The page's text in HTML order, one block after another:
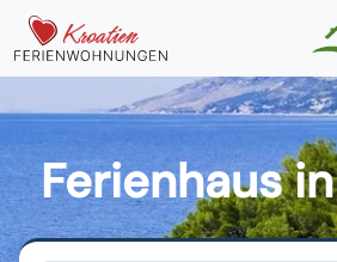
Ferienhaus